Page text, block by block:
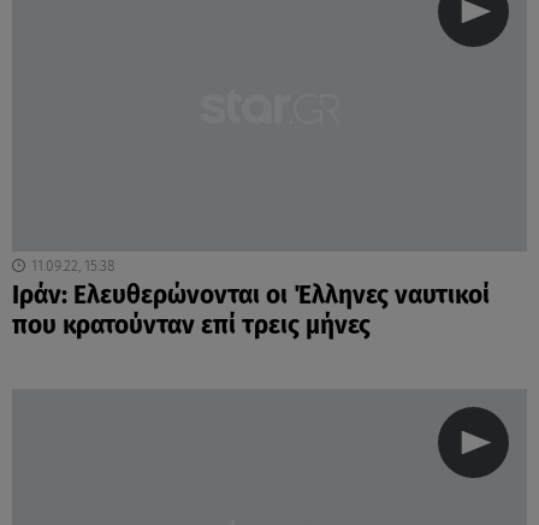
11.09.22, 15:38
Ιράν: Ελευθερώνονται οι Έλληνες ναυτικοί
που κρατούνταν επί τρεις μήνες